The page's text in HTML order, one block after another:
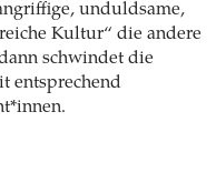
unduldsame,
Kultur“ die andere
schwindet die
entsprechend